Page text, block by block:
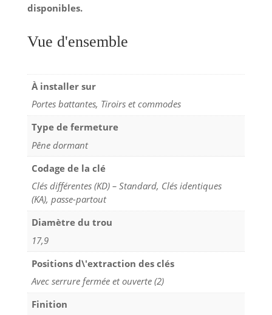
disponibles.
Vue d'ensemble
À installer sur
Portes battantes, Tiroirs et commodes
Type de fermeture
Pêne dormant
Codage de la clé
Clés différentes (KD) – Standard, Clés identiques
(KA), passe-partout
Diamètre du trou
17,9
Positions d\'extraction des clés
Avec serrure fermée et ouverte (2)
Finition